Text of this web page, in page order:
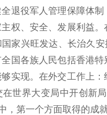
退役军人管理保障体
权、安全、发展利益
家兴旺发达、长治久
国各族人民包括香港
实现。在外交工作上
世界大变局中开创新
，第一个方面取得的成